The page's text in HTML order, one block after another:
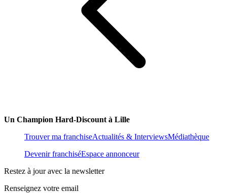
Un Champion Hard-Discount à Lille
Trouver ma franchiseActualités & InterviewsMédiathèque
Devenir franchiséEspace annonceur
Restez à jour avec la newsletter
Renseignez votre email